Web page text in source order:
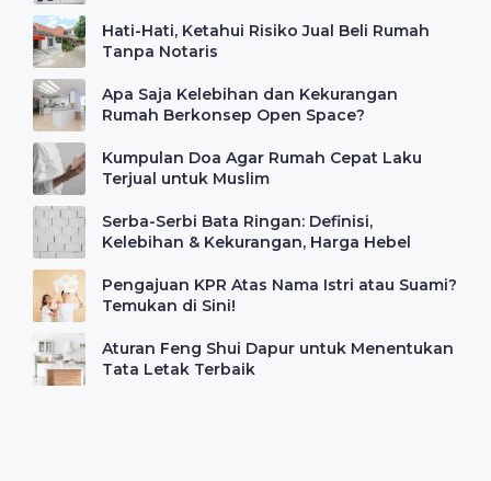
Hati-Hati, Ketahui Risiko Jual Beli Rumah
Tanpa Notaris
Apa Saja Kelebihan dan Kekurangan
Rumah Berkonsep Open Space?
Kumpulan Doa Agar Rumah Cepat Laku
Terjual untuk Muslim
Serba-Serbi Bata Ringan: Definisi,
Kelebihan & Kekurangan, Harga Hebel
Pengajuan KPR Atas Nama Istri atau Suami?
Temukan di Sini!
Aturan Feng Shui Dapur untuk Menentukan
Tata Letak Terbaik